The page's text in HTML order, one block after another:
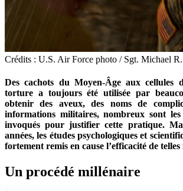
Crédits : U.S. Air Force photo / Sgt. Michael
Des cachots du Moyen-Âge aux cellules
torture a toujours été utilisée par
obtenir des aveux, des noms de
informations militaires, nombreux sont
invoqués pour justifier cette pratique.
années, les études psychologiques et
fortement remis en cause l’efficacité de telles
Un procédé millénaire